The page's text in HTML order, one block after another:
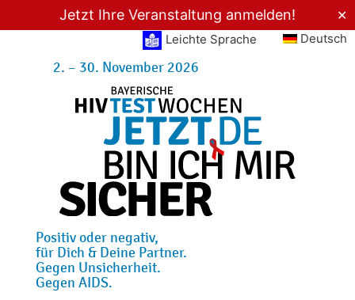
Jetzt Ihre Veranstaltung anmelden!
✕
Leichte Sprache
Deutsch
2. – 30. November 2026
Positiv oder negativ,
für Dich & Deine Partner.
Gegen Unsicherheit.
Gegen AIDS.